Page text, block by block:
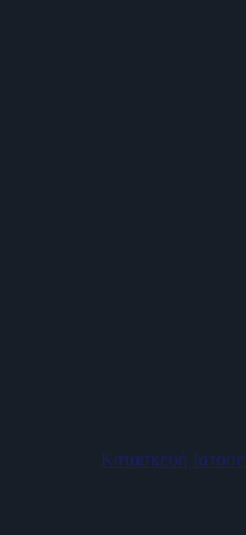
Κατασκευή